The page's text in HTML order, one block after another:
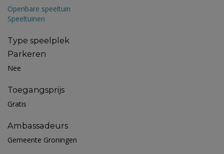
Openbare speeltuin
Speeltuinen
Type speelplek
Parkeren
Nee
Toegangsprijs
Gratis
Ambassadeurs
Gemeente Groningen